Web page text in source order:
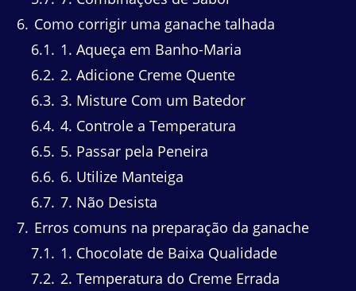
6 Como corrigir uma ganache talhada
6.1
1. Aqueça em Banho-Maria
6.2 2. Adicione Creme Quente
6.3 3. Misture Com um Batedor
6.4 4. Controle a Temperatura
6.5 5. Passar pela Peneira
6.6 6. Utilize Manteiga
6.7 7. Não Desista
7 Erros comuns na preparação da ganache
7.1
1. Chocolate de Baixa Qualidade
7.2 2. Temperatura do Creme Errada